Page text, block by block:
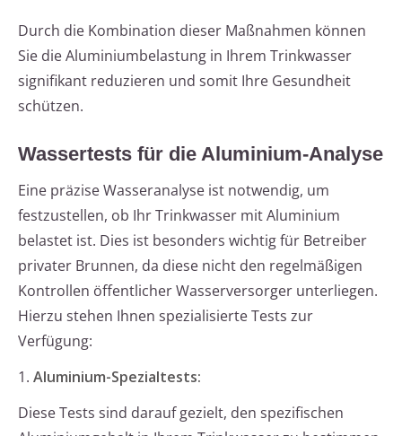
Durch die Kombination dieser Maßnahmen können
Sie die Aluminiumbelastung in Ihrem Trinkwasser
signifikant reduzieren und somit Ihre Gesundheit
schützen.
Wassertests für die Aluminium-Analyse
Eine präzise Wasseranalyse ist notwendig, um
festzustellen, ob Ihr Trinkwasser mit Aluminium
belastet ist. Dies ist besonders wichtig für Betreiber
privater Brunnen, da diese nicht den regelmäßigen
Kontrollen öffentlicher Wasserversorger unterliegen.
Hierzu stehen Ihnen spezialisierte Tests zur
Verfügung:
1. Aluminium-Spezialtests:
Diese Tests sind darauf gezielt, den spezifischen